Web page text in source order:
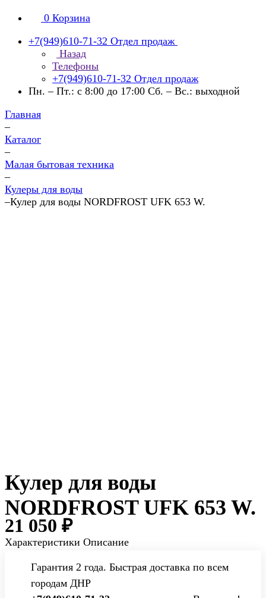
0 Корзина
+7(949)610-71-32 Отдел продаж
Назад
Телефоны
+7(949)610-71-32 Отдел продаж
Пн. – Пт.: с 8:00 до 17:00 Сб. – Вс.: выходной
Главная
–
Каталог
–
Малая бытовая техника
–
Кулеры для воды
–Кулер для воды NORDFROST UFK 653 W.
Кулер для воды
NORDFROST UFK 653 W.
21 050 ₽
Характеристики Описание
Гарантия 2 года. Быстрая доставка по всем
городам ДНР